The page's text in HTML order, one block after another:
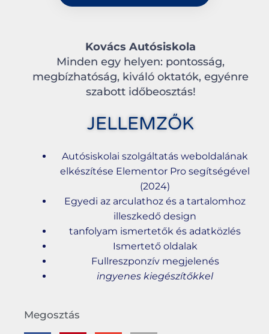
Kovács Autósiskola
Minden egy helyen: pontosság,
megbízhatóság, kiváló oktatók, egyénre
szabott időbeosztás!
JELLEMZŐK
Autósiskolai szolgáltatás weboldalának
elkészítése Elementor Pro segítségével
(2024)
Egyedi az arculathoz és a tartalomhoz
illeszkedő design
tanfolyam ismertetők és adatközlés
Ismertető oldalak
Fullreszponzív megjelenés
ingyenes kiegészítőkkel
Megosztás